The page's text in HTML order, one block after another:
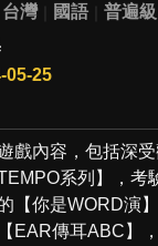
台灣 國語
普遍級
05-25
戲內容，包括深
系列】，考
【你是WORD演
EAR傳耳ABC】